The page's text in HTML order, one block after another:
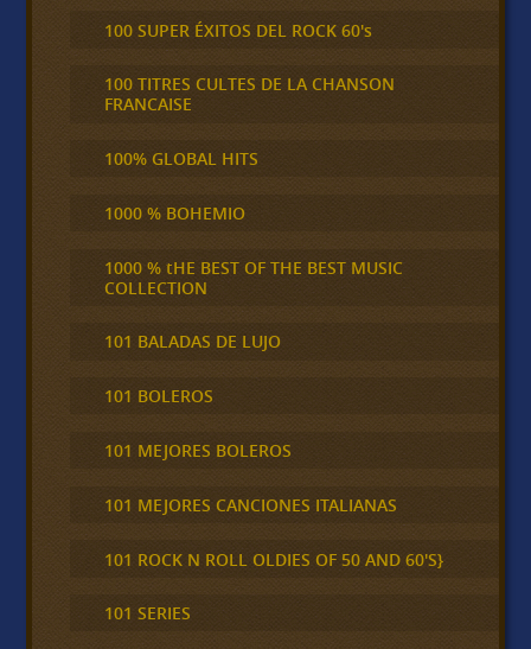
100 SUPER ÉXITOS DEL ROCK 60's
100 TITRES CULTES DE LA CHANSON
FRANCAISE
100% GLOBAL HITS
1000 % BOHEMIO
1000 % tHE BEST OF THE BEST MUSIC
COLLECTION
101 BALADAS DE LUJO
101 BOLEROS
101 MEJORES BOLEROS
101 MEJORES CANCIONES ITALIANAS
101 ROCK N ROLL OLDIES OF 50 AND 60'S}
101 SERIES